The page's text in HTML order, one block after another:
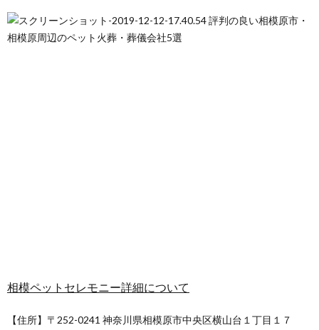
相模ペットセレモニー詳細について
【住所】 〒252-0241 神奈川県相模原市中央区横山台１丁目１７